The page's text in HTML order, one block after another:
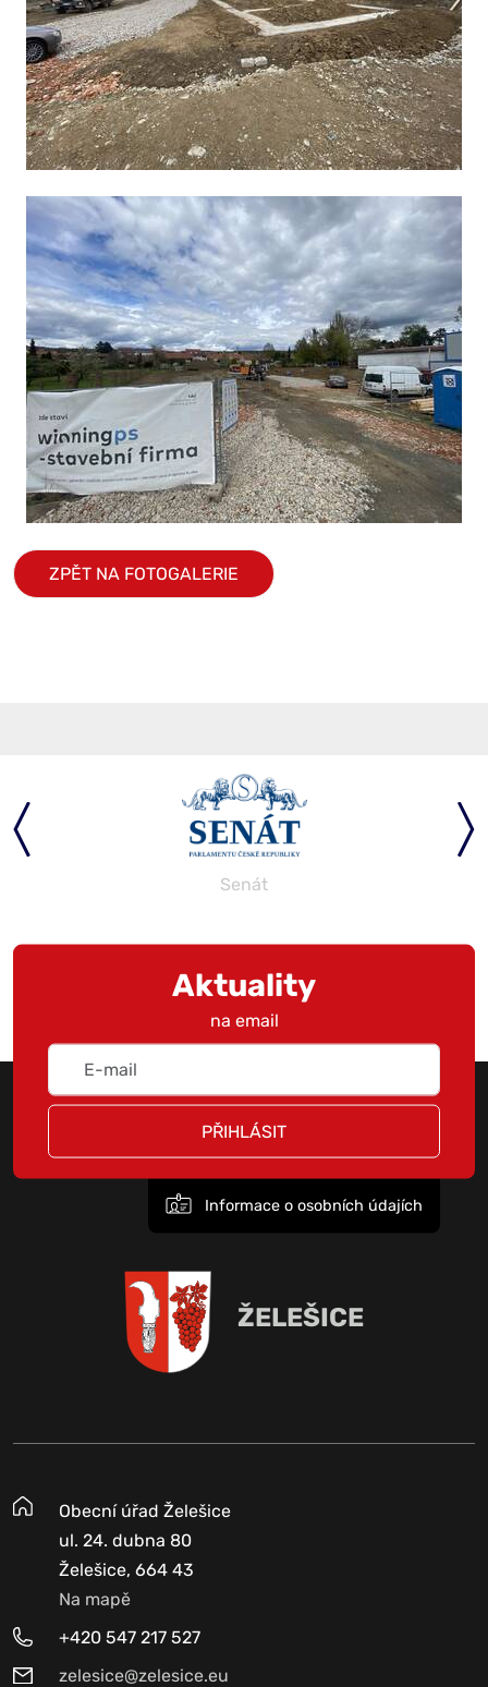
ZPĚT NA FOTOGALERIE
Senát
Aktuality
na email
PŘIHLÁSIT
Informace o osobních údajích
ŽELEŠICE
Obecní úřad Želešice
ul. 24. dubna 80
Želešice, 664 43
Na mapě
+420 547 217 527
zelesice@zelesice.eu